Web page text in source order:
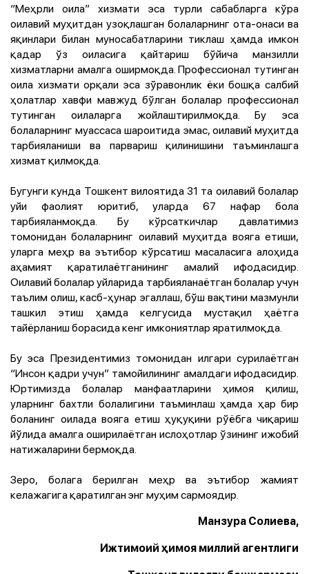
“Меҳрли оила” хизмати эса турли сабабларга кўра
оилавий муҳитдан узоқлашган болаларнинг ота-онаси ва
яқинлари билан муносабатларини тиклаш ҳамда имкон
қадар ўз оиласига қайтариш бўйича манзилли
хизматларни амалга оширмоқда. Профессионал тутинган
оила хизмати орқали эса зўравонлик ёки бошқа салбий
ҳолатлар хавфи мавжуд бўлган болалар профессионал
тутинган оилаларга жойлаштирилмоқда. Бу эса
болаларнинг муассаса шароитида эмас, оилавий муҳитда
тарбияланиши ва парвариш қилинишини таъминлашга
хизмат қилмоқда.
Бугунги кунда Тошкент вилоятида 31 та оилавий болалар
уйи фаолият юритиб, уларда 67 нафар бола
тарбияланмоқда. Бу кўрсаткичлар давлатимиз
томонидан болаларнинг оилавий муҳитда вояга етиши,
уларга меҳр ва эътибор кўрсатиш масаласига алоҳида
аҳамият қаратилаётганининг амалий ифодасидир.
Оилавий болалар уйларида тарбияланаётган болалар учун
таълим олиш, касб-ҳунар эгаллаш, бўш вақтини мазмунли
ташкил этиш ҳамда келгусида мустақил ҳаётга
тайёрланиш борасида кенг имкониятлар яратилмоқда.
Бу эса Президентимиз томонидан илгари сурилаётган
“Инсон қадри учун” тамойилининг амалдаги ифодасидир.
Юртимизда болалар манфаатларини ҳимоя қилиш,
уларнинг бахтли болалигини таъминлаш ҳамда ҳар бир
боланинг оилада вояга етиш ҳуқуқини рўёбга чиқариш
йўлида амалга оширилаётган ислоҳотлар ўзининг ижобий
натижаларини бермоқда.
Зеро, болага берилган меҳр ва эътибор жамият
келажагига қаратилган энг муҳим сармоядир.
Манзура Солиева,
Ижтимоий ҳимоя миллий агентлиги